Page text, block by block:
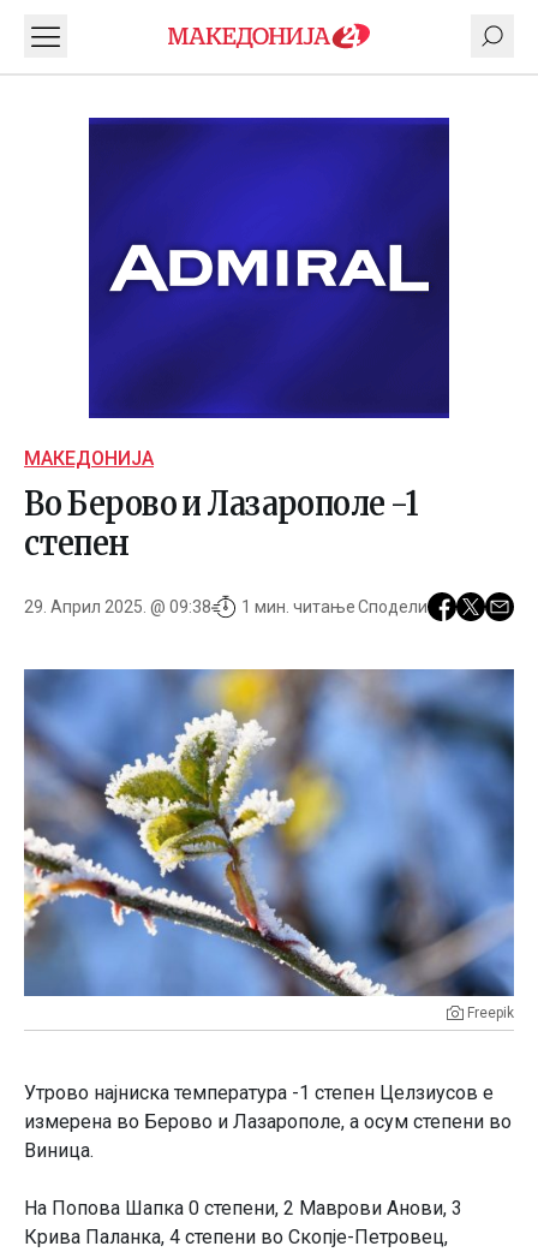
МАКЕДОНИЈА
Во Берово и Лазарополе -1
степен
29. Април 2025. @ 09:38 1 мин. читањеСподели
Freepik
Утрово најниска температура -1 степен Целзиусов е
измерена во Берово и Лазарополе, а осум степени во
Виница.
На Попова Шапка 0 степени, 2 Маврови Анови, 3
Крива Паланка, 4 степени во Скопје-Петровец,